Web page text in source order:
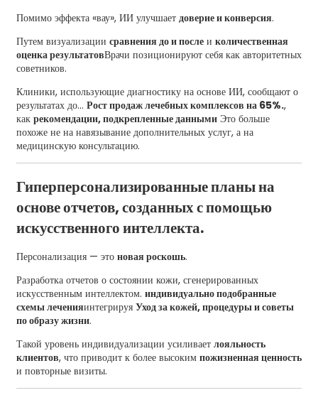
Помимо эффекта «вау», ИИ улучшает доверие и конверсия.
Путем визуализации сравнения до и послеи количественная
оценка результатовВрачи позиционируют себя как авторитетных
советников.
Клиники, использующие диагностику на основе ИИ, сообщают о
результатах до... Рост продаж лечебных комплексов на 65%.,
как рекомендации, подкрепленные даннымиЭто больше
похоже не на навязывание дополнительных услуг, а на
медицинскую консультацию.
Гиперперсонализированные планы на
основе отчетов, созданных с помощью
искусственного интеллекта.
Персонализация — это новая роскошь.
Разработка отчетов о состоянии кожи, сгенерированных
искусственным интеллектом. индивидуально подобранные
схемы леченияинтегрируя Уход за кожей, процедуры и советы
по образу жизни.
Такой уровень индивидуализации усиливает лояльность
клиентов, что приводит к более высоким пожизненная ценность
и повторные визиты.